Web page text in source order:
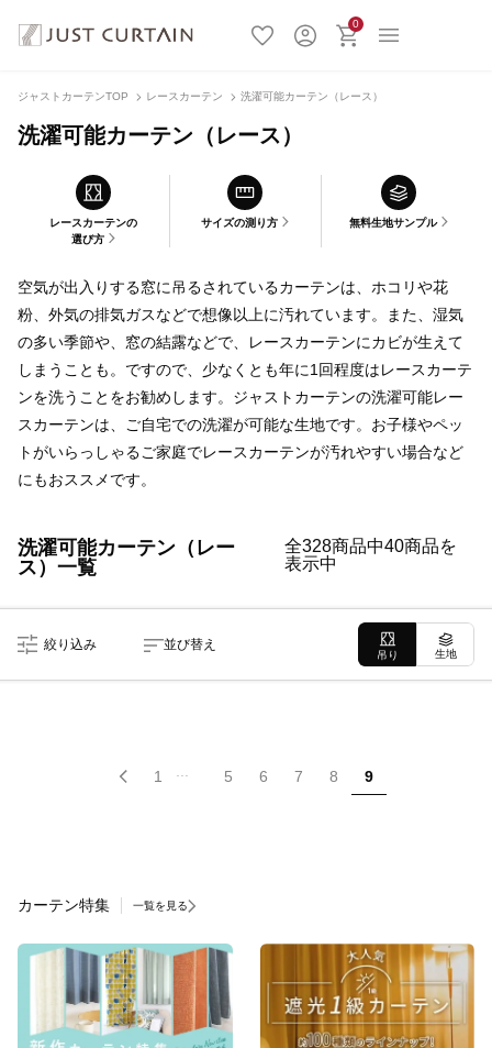
0
ジャストカーテンTOP レースカーテン 洗濯可能カーテン（レース）
洗濯可能カーテン（レース）
レースカーテンの
選び方
サイズの測り方 無料生地サンプル
空気が出入りする窓に吊るされているカーテンは、ホコリや花
粉、外気の排気ガスなどで想像以上に汚れています。また、湿気
の多い季節や、窓の結露などで、レースカーテンにカビが生えて
しまうことも。ですので、少なくとも年に1回程度はレースカーテ
ンを洗うことをお勧めします。ジャストカーテンの洗濯可能レー
スカーテンは、ご自宅での洗濯が可能な生地です。お子様やペッ
トがいらっしゃるご家庭でレースカーテンが汚れやすい場合など
にもおススメです。
洗濯可能カーテン（レー
ス）一覧
全328商品中40商品を
表示中
絞り込み 並び替え
吊り 生地
1 5 6 7 8 9
カーテン特集 一覧を見る